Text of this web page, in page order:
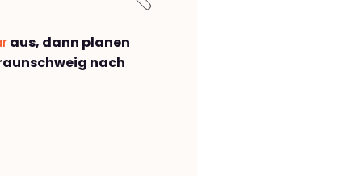
aus, dann planen
nach